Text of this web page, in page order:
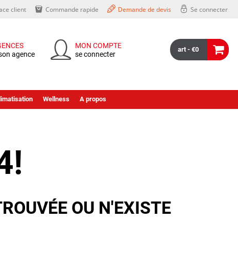
client Commande rapide Demande de devis Se connecter
agence
MON COMPTE
se connecter
art - €0
Wellness A propos
OU N'EXISTE